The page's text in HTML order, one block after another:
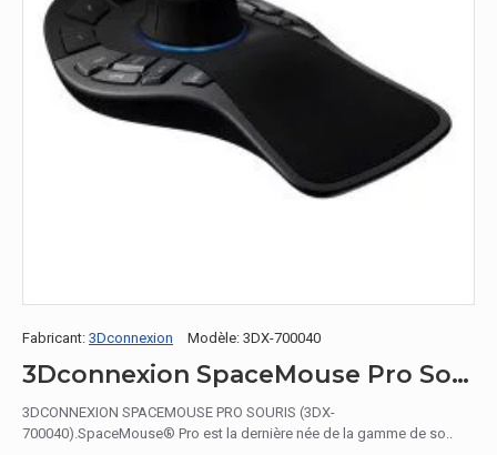
Fabricant: 3Dconnexion Modèle: 3DX-700040
3Dconnexion SpaceMouse Pro Souris 6DoF
3DCONNEXION SPACEMOUSE PRO SOURIS (3DX-
700040).SpaceMouse® Pro est la dernière née de la gamme de so..